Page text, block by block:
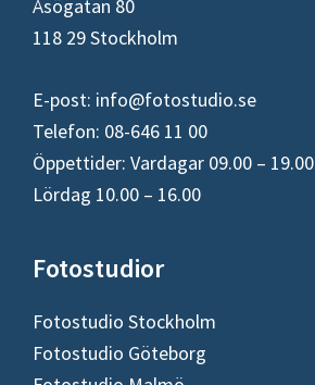
Åsögatan 80
118 29 Stockholm
E-post: info@fotostudio.se
Telefon: 08-646 11 00
Öppettider: Vardagar 09.00 – 19.00
Lördag 10.00 – 16.00
Fotostudior
Fotostudio Stockholm
Fotostudio Göteborg